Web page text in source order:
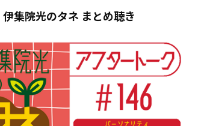
伊集院光のタネ まとめ聴き